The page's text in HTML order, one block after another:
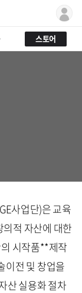
스토어
사업단)은 교육
적 자산에 대한
시작품**제작
이전 및 창업을
산 실용화 절차